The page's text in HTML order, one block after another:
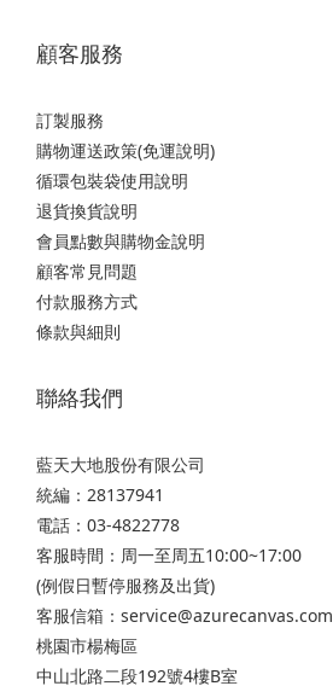
顧客服務
訂製服務
購物運送政策(免運說明)
循環包裝袋使用說明
退貨換貨說明
會員點數與購物金說明
顧客常見問題
付款服務方式
條款與細則
聯絡我們
藍天大地股份有限公司
統編：28137941
電話：03-4822778
客服時間：周一至周五10:00~17:00
(例假日暫停服務及出貨)
客服信箱：service@azurecanvas.com
桃園市楊梅區
中山北路二段192號4樓B室